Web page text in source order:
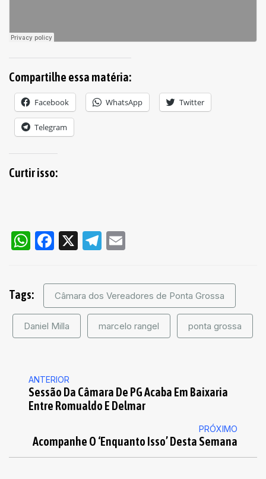
Compartilhe essa matéria:
Facebook WhatsApp Twitter
Telegram
Curtir isso:
WhatsApp
Facebook
X Telegram
Tags: Câmara dos Vereadores de Ponta Grossa
Daniel Milla marcelo rangel ponta grossa
ANTERIOR
Sessão Da Câmara De PG Acaba Em Baixaria
Entre Romualdo E Delmar
PRÓXIMO
Acompanhe O ‘Enquanto Isso’ Desta Semana